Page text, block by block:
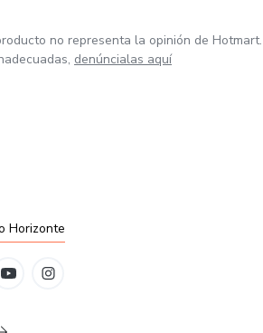
no representa la opinión de Hotmart.
denúncialas aquí
Horizonte